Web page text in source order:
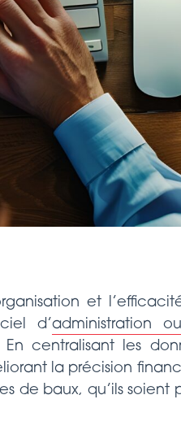
et
d’administration
centralisant les
la précision
de baux, qu’ils soient